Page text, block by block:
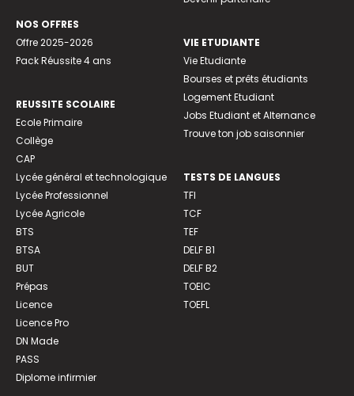
NOS OFFRES
Offre 2025-2026
Pack Réussite 4 ans
REUSSITE SCOLAIRE
Ecole Primaire
Collège
CAP
Lycée général et technologique
Lycée Professionnel
Lycée Agricole
BTS
BTSA
BUT
Prépas
Licence
Licence Pro
DN Made
PASS
Diplome infirmier
VIE ETUDIANTE
Vie Etudiante
Bourses et prêts étudiants
Logement Etudiant
Jobs Etudiant et Alternance
Trouve ton job saisonnier
TESTS DE LANGUES
TFI
TCF
TEF
DELF B1
DELF B2
TOEIC
TOEFL